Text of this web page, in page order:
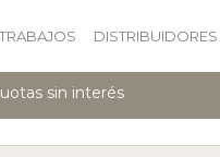
DISTRIBUIDORES
sin interés